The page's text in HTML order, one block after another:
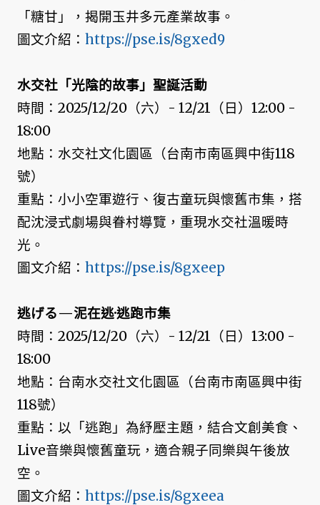
「糖甘」，揭開玉井多元產業故事。
圖文介紹： https://pse.is/8gxed9
水交社「光陰的故事」聖誕活動
時間：2025/12/20（六）- 12/21（日）12:00 -
18:00
地點：水交社文化園區（台南市南區興中街118
號）
重點：小小空軍遊行、復古童玩與懷舊市集，搭
配沈浸式劇場與眷村導覽，重現水交社溫暖時
光。
圖文介紹： https://pse.is/8gxeep
逃げる—泥在逃·逃跑市集
時間：2025/12/20（六）- 12/21（日）13:00 -
18:00
地點：台南水交社文化園區（台南市南區興中街
118號）
重點：以「逃跑」為紓壓主題，結合文創美食、
Live音樂與懷舊童玩，適合親子同樂與午後放
空。
圖文介紹： https://pse.is/8gxeea